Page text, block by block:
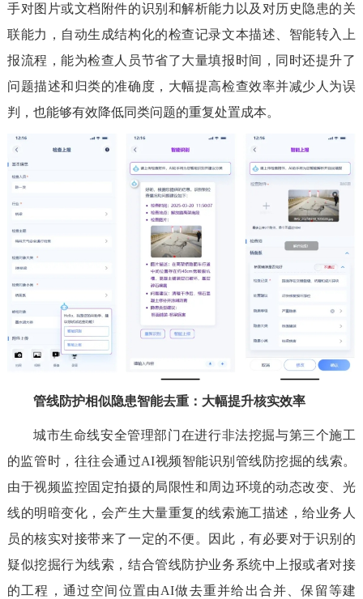
手对图片或文档附件的识别和解析能力以及对历史隐患的关
联能力，自动生成结构化的检查记录文本描述、智能转入上
报流程，能为检查人员节省了大量填报时间，同时还提升了
问题描述和归类的准确度，大幅提高检查效率并减少人为误
判，也能够有效降低同类问题的重复处置成本。
管线防护相似隐患智能去重：大幅提升核实效率
城市生命线安全管理部门在进行非法挖掘与第三个施工
的监管时，往往会通过AI视频智能识别管线防挖掘的线索。
由于视频监控固定拍摄的局限性和周边环境的动态改变、光
线的明暗变化，会产生大量重复的线索施工描述，给业务人
员的核实对接带来了一定的不便。因此，有必要对于识别的
疑似挖掘行为线索，结合管线防护业务系统中上报或者对接
的工程，通过空间位置由AI做去重并给出合并、保留等建